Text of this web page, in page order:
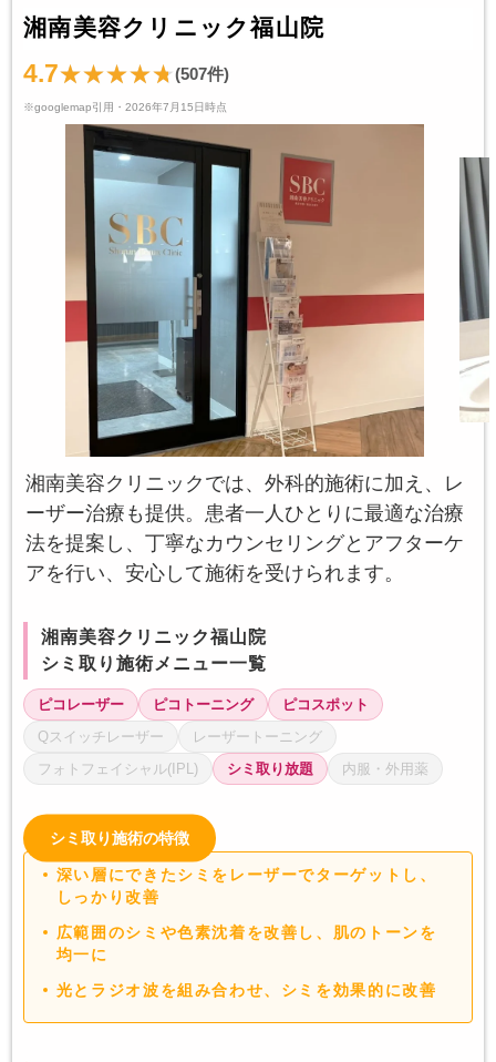
湘南美容クリニック福山院
4.7 (507件)
※googlemap引用・2026年7月15日時点
湘南美容クリニックでは、外科的施術に加え、レ
ーザー治療も提供。患者一人ひとりに最適な治療
法を提案し、丁寧なカウンセリングとアフターケ
アを行い、安心して施術を受けられます。
湘南美容クリニック福山院
シミ取り施術メニュー一覧
ピコレーザー ピコトーニング
ピコスポット
Qスイッチレーザー
レーザートーニング
フォトフェイシャル(IPL)
シミ取り放題 内服・外用薬
シミ取り施術の特徴
深い層にできたシミをレーザーでターゲットし、
しっかり改善
広範囲のシミや色素沈着を改善し、肌のトーンを
均一に
光とラジオ波を組み合わせ、シミを効果的に改善